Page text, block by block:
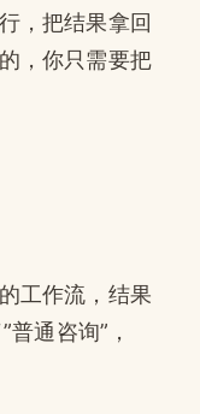
，把结果拿回
，你只需要把
工作流，结果
通咨询”，